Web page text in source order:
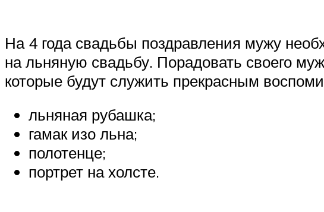
На 4 года свадьбы поздравления мужу
на льняную свадьбу. Порадовать своего
которые будут служить прекрасным
льняная рубашка;
гамак изо льна;
полотенце;
портрет на холсте.